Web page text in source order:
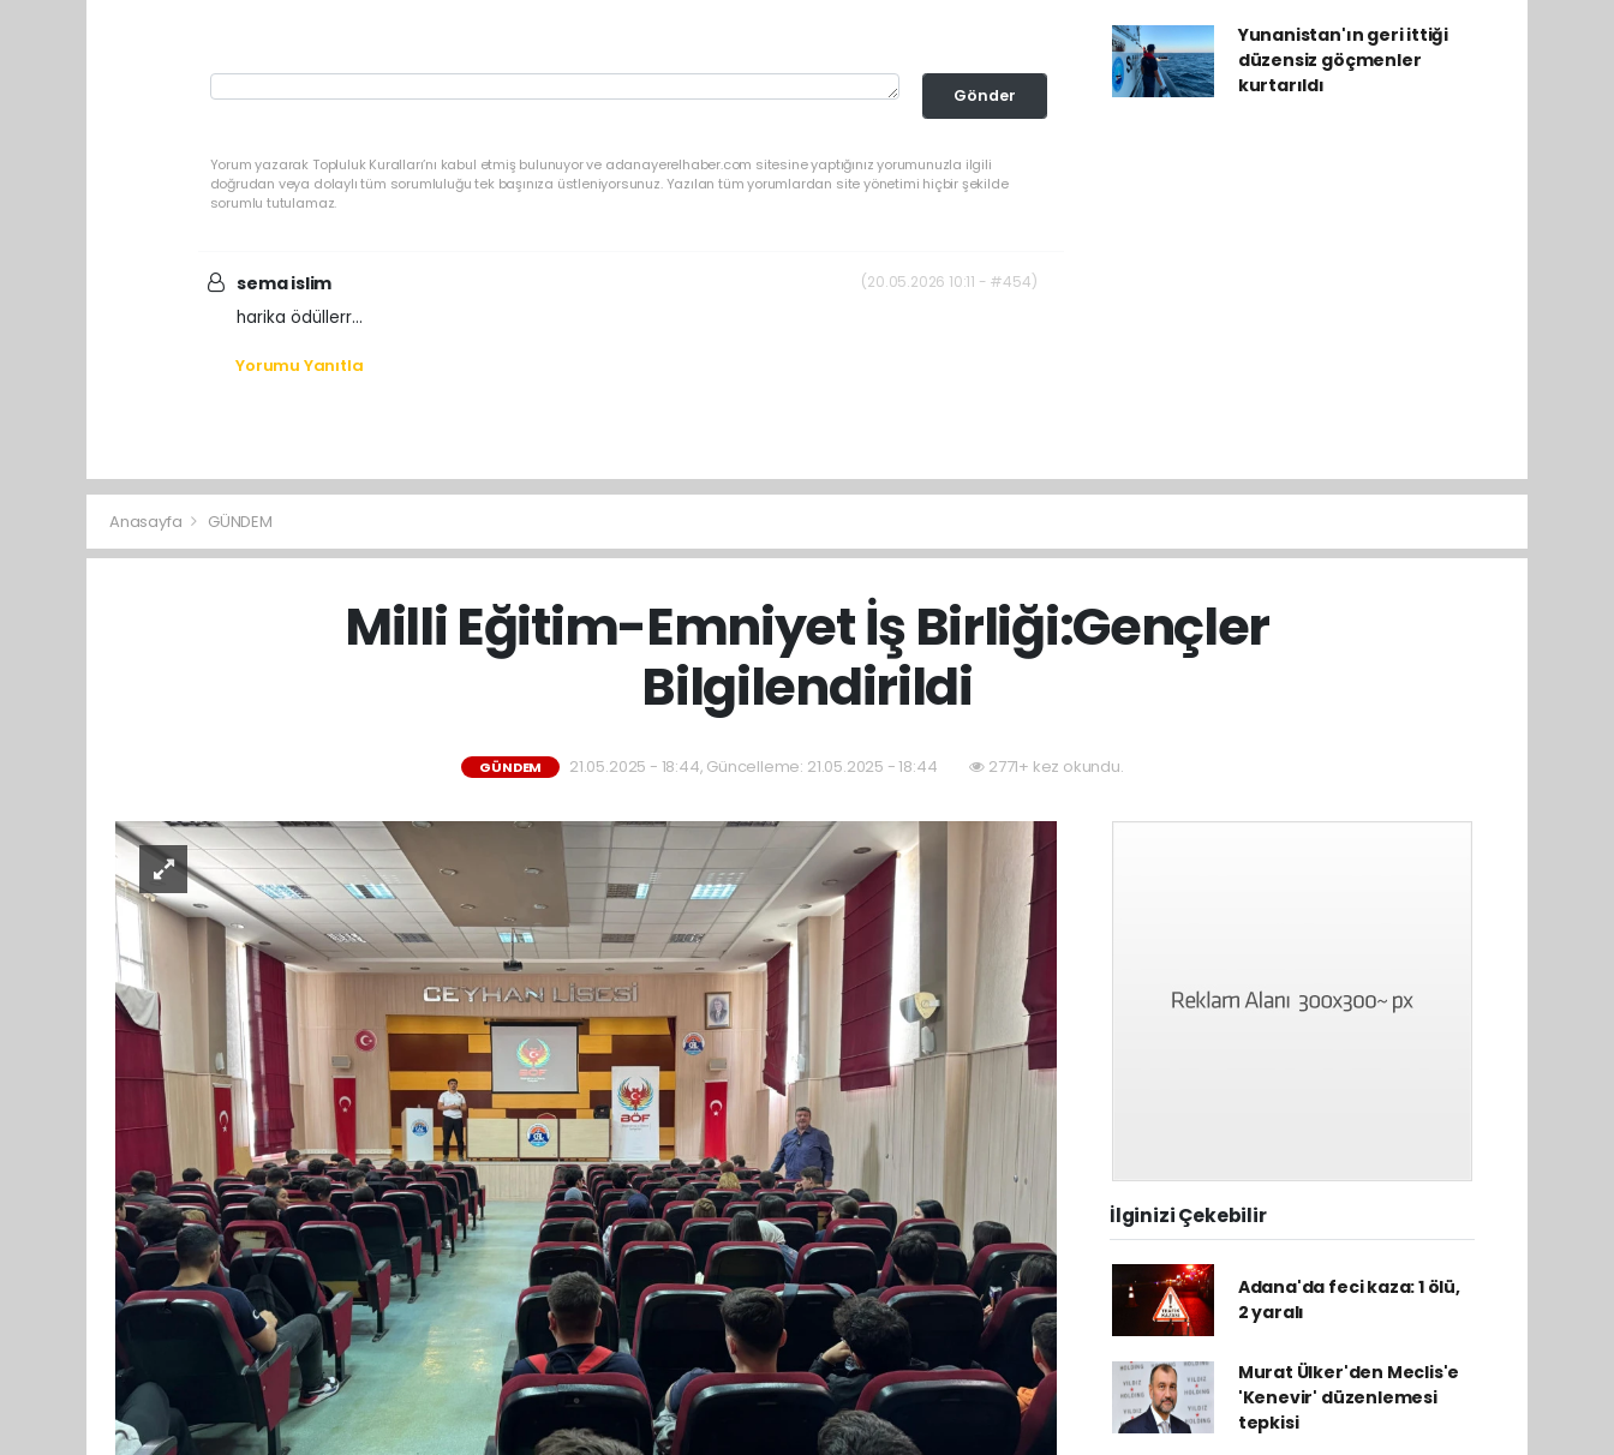
Gönder
Yorum yazarak Topluluk Kuralları’nı kabul etmiş bulunuyor ve adanayerelhaber.com sitesine yaptığınız yorumunuzla ilgili
doğrudan veya dolaylı tüm sorumluluğu tek başınıza üstleniyorsunuz. Yazılan tüm yorumlardan site yönetimi hiçbir şekilde
sorumlu tutulamaz.
sema islim (20.05.2026 10:11 - #454)
harika ödüllerr...
Yorumu Yanıtla
Yunanistan'ın geri ittiği
düzensiz göçmenler
kurtarıldı
Anasayfa GÜNDEM
Milli Eğitim-Emniyet İş Birliği:Gençler
Bilgilendirildi
GÜNDEM 21.05.2025 - 18:44, Güncelleme: 21.05.2025 - 18:44 2771+ kez okundu.
İlginizi Çekebilir
Adana'da feci kaza: 1 ölü,
2 yaralı
Murat Ülker'den Meclis'e
'Kenevir' düzenlemesi
tepkisi